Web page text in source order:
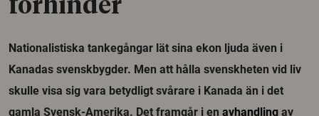
förhinder
Nationalistiska tankegångar lät sina ekon ljuda även i
Kanadas svenskbygder. Men att hålla svenskheten vid liv
skulle visa sig vara betydligt svårare i Kanada än i det
gamla Svensk-Amerika. Det framgår i en avhandling av